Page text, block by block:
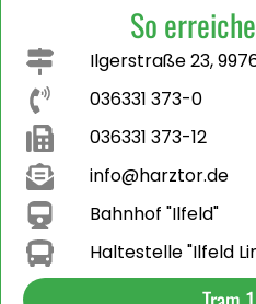
So
Ilgerstraße 23,
036331 373-0
036331 373-12
info@harztor.de
Bahnhof "Ilfeld"
Haltestelle "Ilfeld